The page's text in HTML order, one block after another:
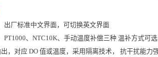
出厂标准中文界面，可切换英文界面
PT1000、NTC10K、手动温度补偿三种 温补方式可选
，对应 DO 值或温度，采用隔离技术， 抗干扰能力